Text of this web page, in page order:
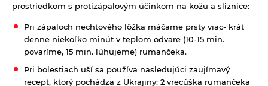
Pseudoobilniny
Ryže
Semienka na nakličovanie
Strukoviny
Čokolády, cukríky, lízatká
Dezertné krémy - Kolatch
Tyčinky, sušienky, oplátky
Dr.Popov - bylinné kvapky
Dr.Popov - rôzne
Eterické oleje
prostriedkom s protizápalovým účinkom na kožu a sliznice:
Pri zápaloch nechtového lôžka máčame prsty viac- krát
denne niekoľko minút v teplom odvare (10-15 min.
povaríme, 15 min. lúhujeme) rumančeka.
Pri bolestiach uší sa používa nasledujúci zaujímavý
recept, ktorý pochádza z Ukrajiny: 2 vrecúška rumančeka